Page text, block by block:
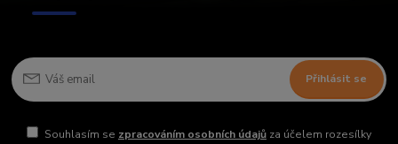
Přihlásit se
Souhlasím se zpracováním osobních údajůza účelem rozesílky